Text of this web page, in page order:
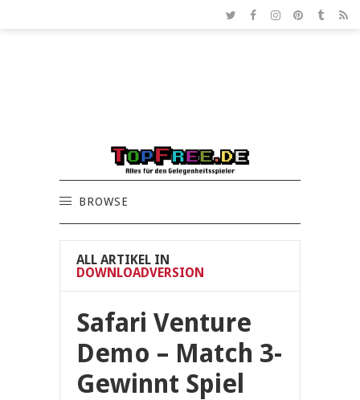
BROWSE
ALL ARTIKEL IN
DOWNLOADVERSION
Safari Venture
Demo – Match 3-
Gewinnt Spiel